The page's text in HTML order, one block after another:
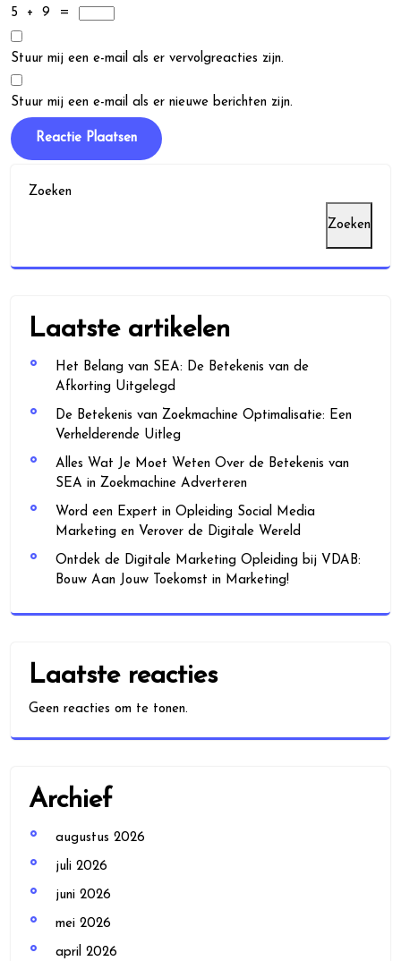
5
+ 9 =
Stuur mij een e-mail als er vervolgreacties zijn.
Stuur mij een e-mail als er nieuwe berichten zijn.
Zoeken
Zoeken
Laatste artikelen
Het Belang van SEA: De Betekenis van de
Afkorting Uitgelegd
De Betekenis van Zoekmachine Optimalisatie: Een
Verhelderende Uitleg
Alles Wat Je Moet Weten Over de Betekenis van
SEA in Zoekmachine Adverteren
Word een Expert in Opleiding Social Media
Marketing en Verover de Digitale Wereld
Ontdek de Digitale Marketing Opleiding bij VDAB:
Bouw Aan Jouw Toekomst in Marketing!
Laatste reacties
Geen reacties om te tonen.
Archief
augustus 2026
juli 2026
juni 2026
mei 2026
april 2026